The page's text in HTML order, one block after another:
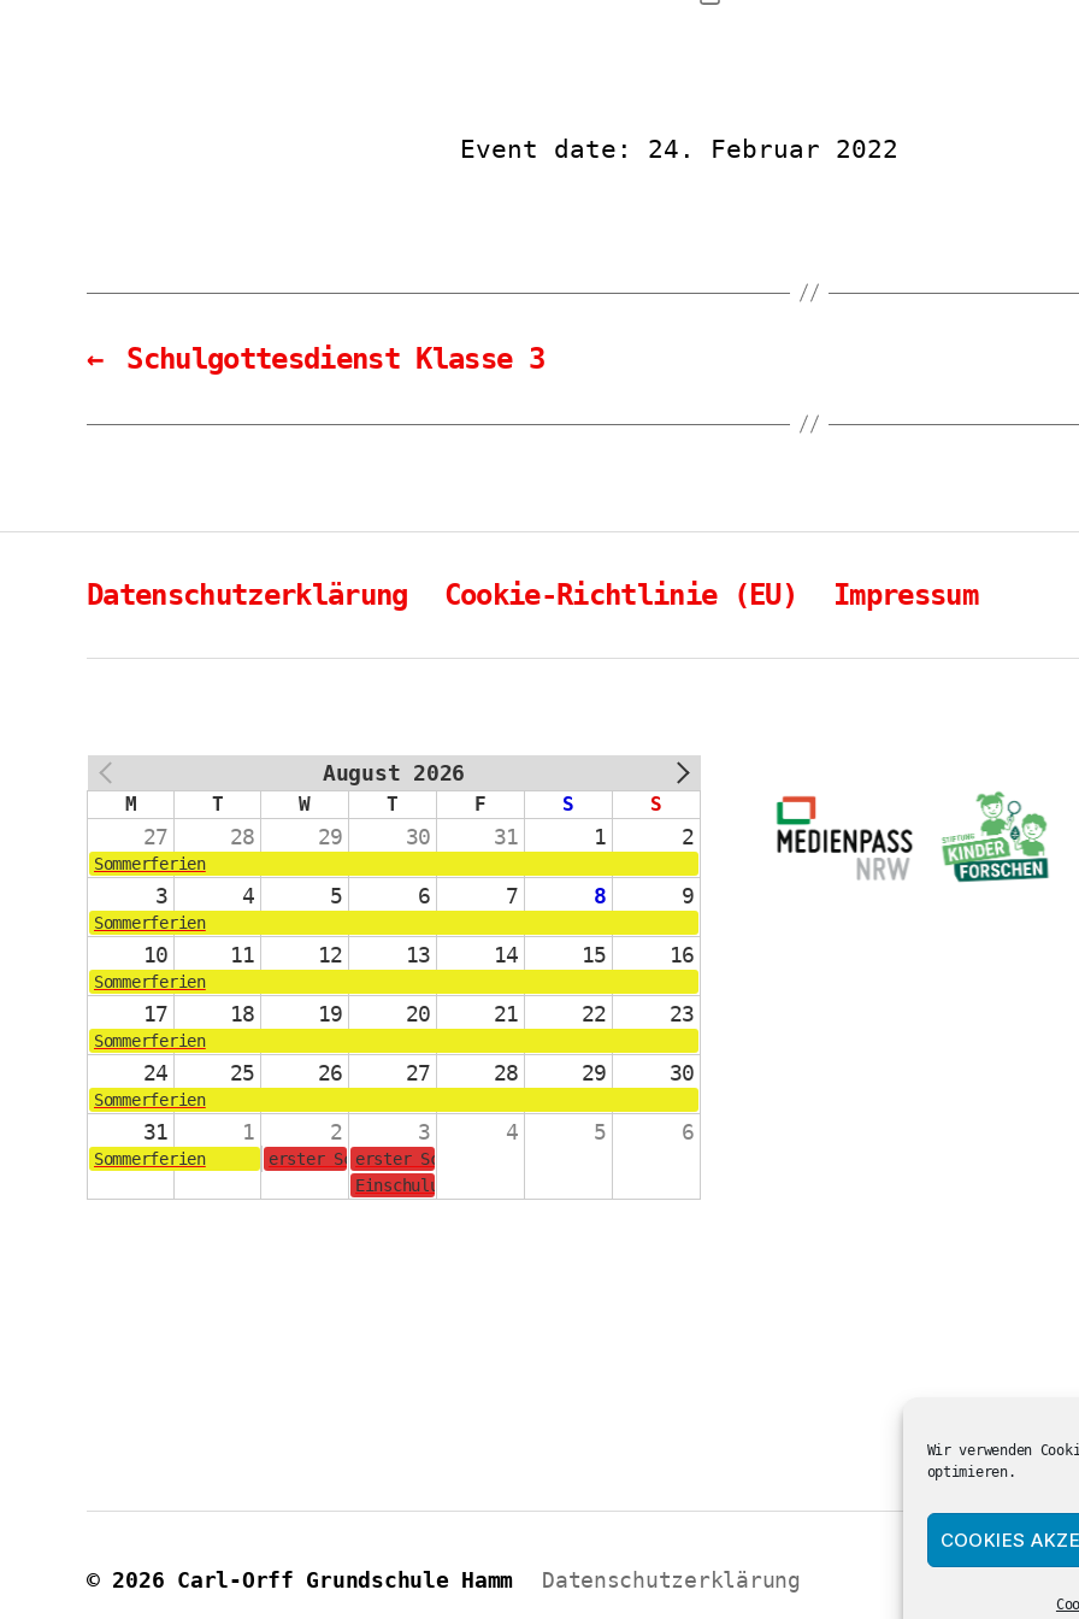
Wir verwenden
optimieren.
COOKIES
Event date: 24. Februar 2022
← Schulgottesdienst Klasse 3
Datenschutzerklärung Cookie-Richtlinie (EU) Impressum
August 2026
M T W T F S S
27 28 29 30 31 1 2
Sommerferien
3 4 5 6 7 8 9
Sommerferien
10 11 12 13 14 15 16
Sommerferien
17 18 19 20 21 22 23
Sommerferien
24 25 26 27 28 29 30
Sommerferien
31 1 2 3 4 5 6
Sommerferien erster Schultag für die Jahrgänge 2-4
erster Schultag für die Schulanfänger:innen
Einschulungsgottesdienst in der ev. Kirche
© 2026 Carl-Orff Grundschule Hamm Datenschutzerklärung